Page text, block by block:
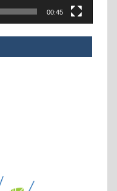
00:45